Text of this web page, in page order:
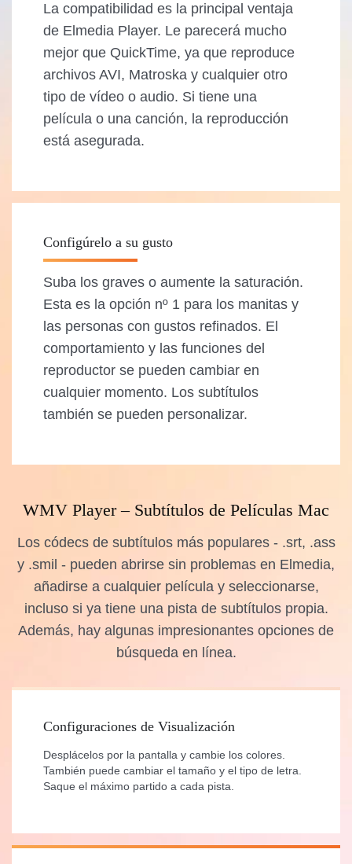
La compatibilidad es la principal ventaja
de Elmedia Player. Le parecerá mucho
mejor que QuickTime, ya que reproduce
archivos AVI, Matroska y cualquier otro
tipo de vídeo o audio. Si tiene una
película o una canción, la reproducción
está asegurada.
Configúrelo a su gusto
Suba los graves o aumente la saturación.
Esta es la opción nº 1 para los manitas y
las personas con gustos refinados. El
comportamiento y las funciones del
reproductor se pueden cambiar en
cualquier momento. Los subtítulos
también se pueden personalizar.
WMV Player – Subtítulos de Películas Mac
Los códecs de subtítulos más populares - .srt, .ass
y .smil - pueden abrirse sin problemas en Elmedia,
añadirse a cualquier película y seleccionarse,
incluso si ya tiene una pista de subtítulos propia.
Además, hay algunas impresionantes opciones de
búsqueda en línea.
Configuraciones de Visualización
Desplácelos por la pantalla y cambie los colores.
También puede cambiar el tamaño y el tipo de letra.
Saque el máximo partido a cada pista.